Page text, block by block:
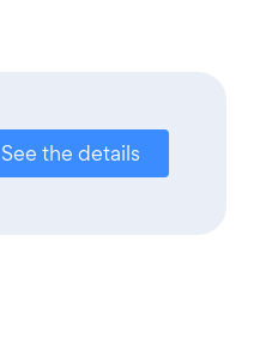
See the details